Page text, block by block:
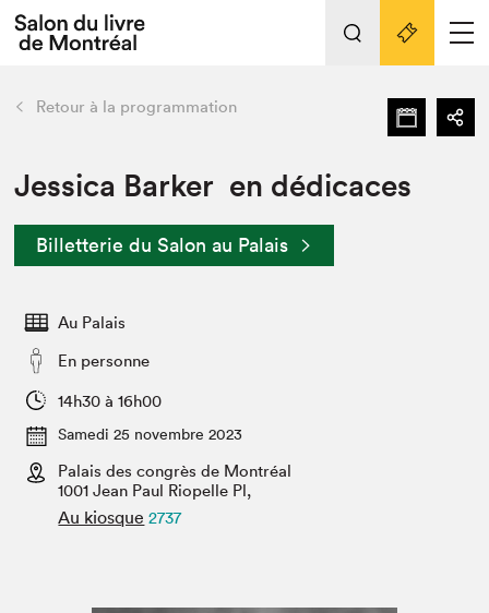
Espace exposant⋅e⋅s
Espace enseignant·e·s
Espace médias
L'événement
Préparer sa visite au Salon
Actualités
SLM PRO
retour Nos activités
Préparer sa visite
Salon dans la ville et en ligne
Projets partenaires
Liens pratiques
Retour à la programmation
Jessica Barker en dédicaces
Billetterie du Salon au Palais
Au Palais
En personne
14h30 à 16h00
Samedi 25 novembre 2023
Palais des congrès de Montréal
1001 Jean Paul Riopelle Pl,
Au kiosque 2737